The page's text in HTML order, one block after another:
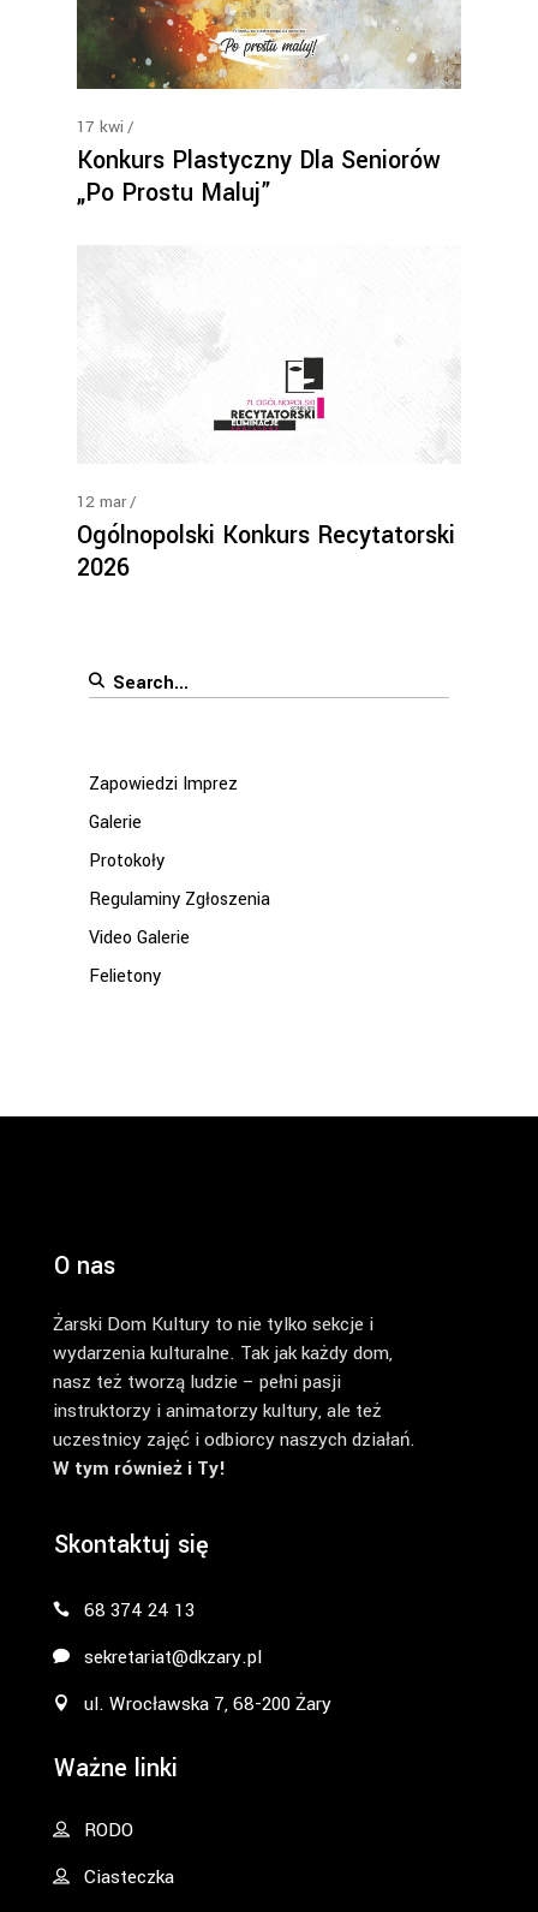
17 kwi
Konkurs Plastyczny Dla Seniorów
„Po Prostu Maluj”
12 mar
Ogólnopolski Konkurs Recytatorski
2026
Search
Zapowiedzi Imprez
Galerie
Protokoły
Regulaminy Zgłoszenia
Video Galerie
Felietony
O nas
Żarski Dom Kultury to nie tylko sekcje i
wydarzenia kulturalne. Tak jak każdy dom,
nasz też tworzą ludzie – pełni pasji
instruktorzy i animatorzy kultury, ale też
uczestnicy zajęć i odbiorcy naszych działań.
W tym również i Ty!
Skontaktuj się
68 374 24 13
sekretariat@dkzary.pl
ul. Wrocławska 7, 68-200 Żary
Ważne linki
RODO
Ciasteczka